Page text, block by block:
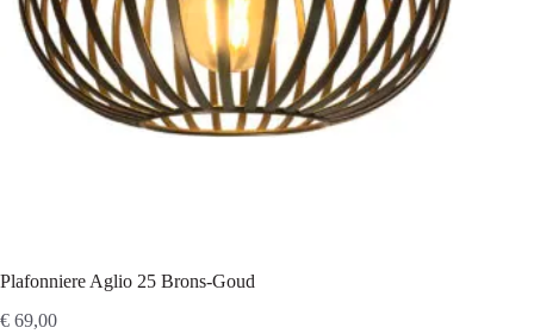
Plafonniere Aglio 25 Brons-Goud
€ 69,00